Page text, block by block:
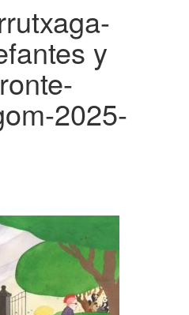
y
2025-